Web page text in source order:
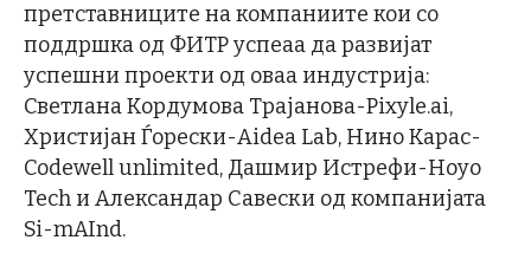
претставниците на компаниите кои со
поддршка од ФИТР успеаа да развијат
успешни проекти од оваа индустрија:
Светлана Кордумова Трајанова-Pixyle.ai,
Христијан Ѓорески-Aidea Lab, Нино Карас-
Codewell unlimited, Дашмир Истрефи-Hoyo
Tech и Александар Савески од компанијата
Si-mAInd.